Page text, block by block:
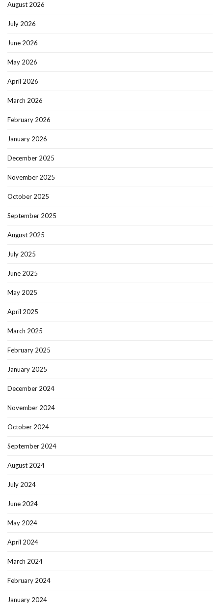
August 2026
July 2026
June 2026
May 2026
April 2026
March 2026
February 2026
January 2026
December 2025
November 2025
October 2025
September 2025
August 2025
July 2025
June 2025
May 2025
April 2025
March 2025
February 2025
January 2025
December 2024
November 2024
October 2024
September 2024
August 2024
July 2024
June 2024
May 2024
April 2024
March 2024
February 2024
January 2024